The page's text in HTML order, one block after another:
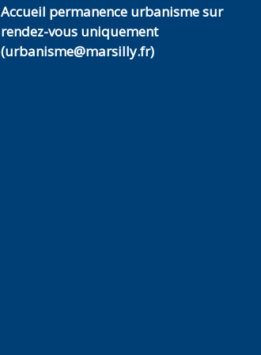
Accueil permanence urbanisme sur
rendez-vous uniquement
(urbanisme@marsilly.fr)